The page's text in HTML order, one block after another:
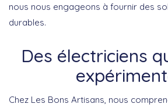
nous nous engageons à fournir des
durables.
Des électriciens
Chez Les Bons Artisans, nous